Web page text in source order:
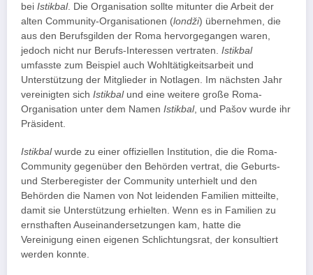
bei Istikbal. Die Organisation sollte mitunter die Arbeit der
alten Community-Organisationen (londži) übernehmen, die
aus den Berufsgilden der Roma hervorgegangen waren,
jedoch nicht nur Berufs-Interessen vertraten. Istikbal
umfasste zum Beispiel auch Wohltätigkeitsarbeit und
Unterstützung der Mitglieder in Notlagen. Im nächsten Jahr
vereinigten sich Istikbalund eine weitere große Roma-
Organisation unter dem Namen Istikbal, und Pašov wurde ihr
Präsident.
Istikbalwurde zu einer offiziellen Institution, die die Roma-
Community gegenüber den Behörden vertrat, die Geburts-
und Sterberegister der Community unterhielt und den
Behörden die Namen von Not leidenden Familien mitteilte,
damit sie Unterstützung erhielten. Wenn es in Familien zu
ernsthaften Auseinandersetzungen kam, hatte die
Vereinigung einen eigenen Schlichtungsrat, der konsultiert
werden konnte.